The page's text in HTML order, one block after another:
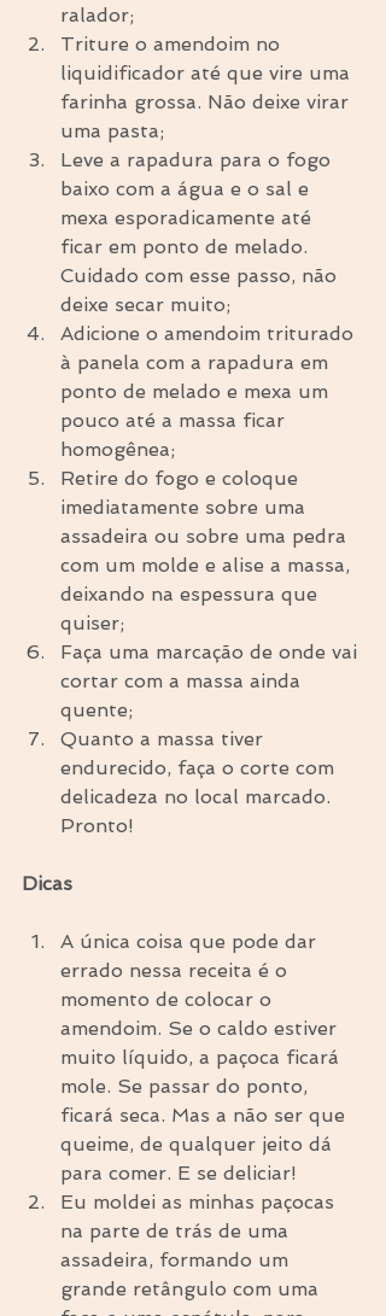
ralador;
Triture o amendoim no
liquidificador até que vire uma
farinha grossa. Não deixe virar
uma pasta;
Leve a rapadura para o fogo
baixo com a água e o sal e
mexa esporadicamente até
ficar em ponto de melado.
Cuidado com esse passo, não
deixe secar muito;
Adicione o amendoim triturado
à panela com a rapadura em
ponto de melado e mexa um
pouco até a massa ficar
homogênea;
Retire do fogo e coloque
imediatamente sobre uma
assadeira ou sobre uma pedra
com um molde e alise a massa,
deixando na espessura que
quiser;
Faça uma marcação de onde vai
cortar com a massa ainda
quente;
Quanto a massa tiver
endurecido, faça o corte com
delicadeza no local marcado.
Pronto!
Dicas
A única coisa que pode dar
errado nessa receita é o
momento de colocar o
amendoim. Se o caldo estiver
muito líquido, a paçoca ficará
mole. Se passar do ponto,
ficará seca. Mas a não ser que
queime, de qualquer jeito dá
para comer. E se deliciar!
Eu moldei as minhas paçocas
na parte de trás de uma
assadeira, formando um
grande retângulo com uma